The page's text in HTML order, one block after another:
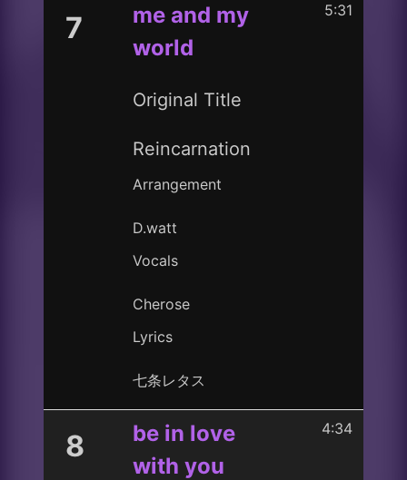
7
me and my
world
Original Title
Reincarnation
Arrangement
D.watt
Vocals
Cherose
Lyrics
七条レタス
5:31
8
be in love
with you
4:34